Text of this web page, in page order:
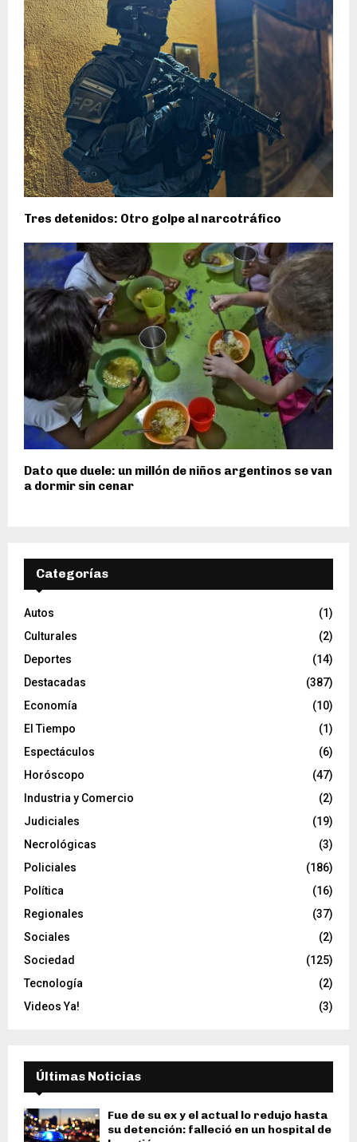
Tres detenidos: Otro golpe al narcotráfico
Dato que duele: un millón de niños argentinos se van
a dormir sin cenar
Categorías
Autos
(1)
Culturales
(2)
Deportes
(14)
Destacadas
(387)
Economía
(10)
El Tiempo
(1)
Espectáculos
(6)
Horóscopo
(47)
Industria y Comercio
(2)
Judiciales
(19)
Necrológicas
(3)
Policiales
(186)
Política
(16)
Regionales
(37)
Sociales
(2)
Sociedad
(125)
Tecnología
(2)
Videos Ya!
(3)
Últimas Noticias
Fue de su ex y el actual lo redujo hasta
su detención: falleció en un hospital de